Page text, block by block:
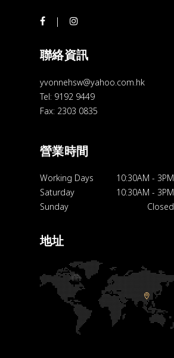
聯絡資訊
yvonnehsw@yahoo.com.hk
Tel: 9192 9449
Fax: 2303 0835
營業時間
Working Days 10:30AM - 3PM
Saturday
10:30AM - 3PM
Sunday
Closed
地址